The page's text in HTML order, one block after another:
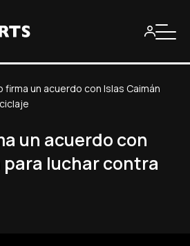
firma un acuerdo con Islas Caimán
un acuerdo con
para luchar contra